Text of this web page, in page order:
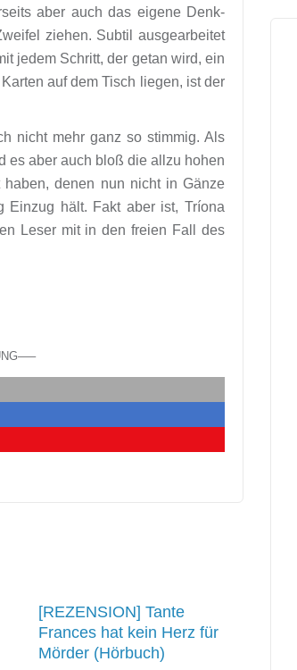
aber auch das eigene Denk-
ziehen. Subtil ausgearbeitet
jedem Schritt, der getan wird, ein
auf dem Tisch liegen, ist der
nicht mehr ganz so stimmig. Als
es aber auch bloß die allzu hohen
haben, denen nun nicht in Gänze
Einzug hält. Fakt aber ist, Tríona
Leser mit in den freien Fall des
[REZENSION] Tante
Frances hat kein Herz für
Mörder (Hörbuch)